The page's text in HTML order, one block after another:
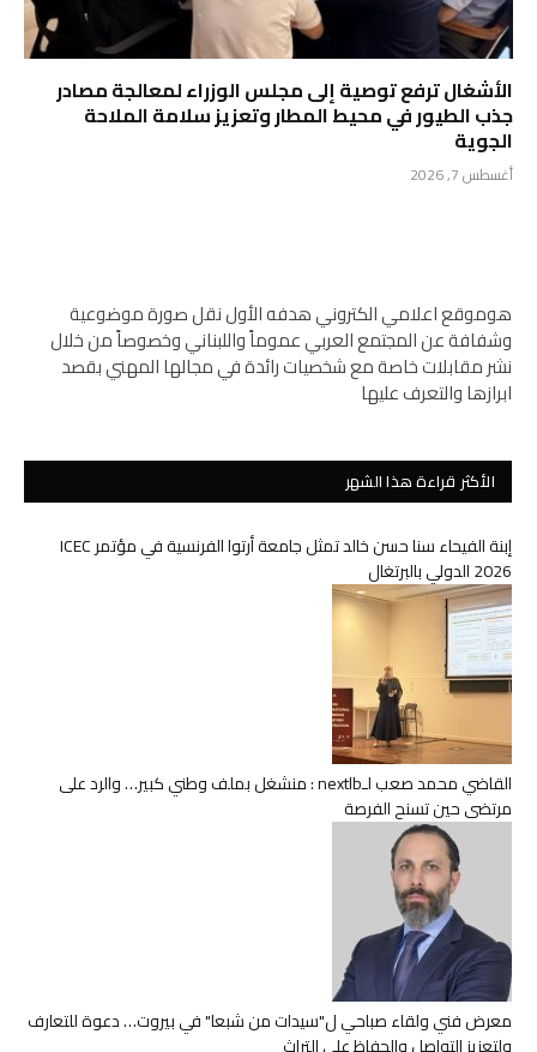
الأشغال ترفع توصية إلى مجلس الوزراء لمعالجة مصادر
جذب الطيور في محيط المطار وتعزيز سلامة الملاحة
الجوية
أغسطس 7, 2026
هوموقع اعلامي الكتروني هدفه الأول نقل صورة موضوعية
وشفافة عن المجتمع العربي عموماً واللبناني وخصوصاً من خلال
نشر مقابلات خاصة مع شخصيات رائدة في مجالها المهني بقصد
ابرازها والتعرف عليها
الأكثر قراءة هذا الشهر
إبنة الفيحاء سنا حسن خالد تمثل جامعة أرتوا الفرنسية في مؤتمر ICEC
2026 الدولي بالبرتغال
القاضي محمد صعب لـnextlb : منشغل بملف وطني كبير… والرد على
مرتضى حين تسنح الفرصة
معرض فني ولقاء صباحي ل"سيدات من شبعا" في بيروت… دعوة للتعارف
ولتعزيز التواصل والحفاظ على التراث